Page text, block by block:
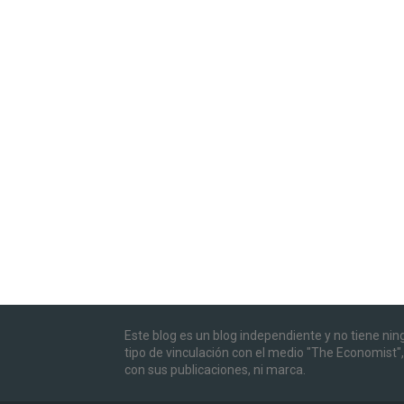
Este blog es un blog independiente y no tiene
tipo de vinculación con el medio "The
con sus publicaciones, ni marca.